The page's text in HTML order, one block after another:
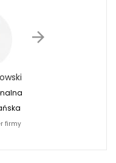
firmy